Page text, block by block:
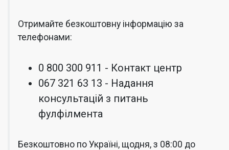
Отримайте безкоштовну інформацію за
телефонами:
0 800 300 911 - Контакт центр
067 321 63 13 - Надання
консультацій з питань
фулфілмента
Безкоштовно по Україні, щодня, з 08:00 до